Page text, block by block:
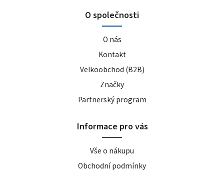
O společnosti
O nás
Kontakt
Velkoobchod (B2B)
Značky
Partnerský program
Informace pro vás
Vše o nákupu
Obchodní podmínky